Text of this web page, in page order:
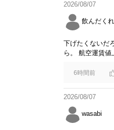
2026/08/07
飲んだく
下げたくないだ
ら。 航空運賃値
6時間前
2026/08/07
wasabi